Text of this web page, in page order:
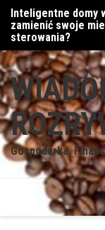
Skip
content
Inteligentne domy
zamienić swoje
sterowania?
Cyfrowe podejście
Gospodarka,